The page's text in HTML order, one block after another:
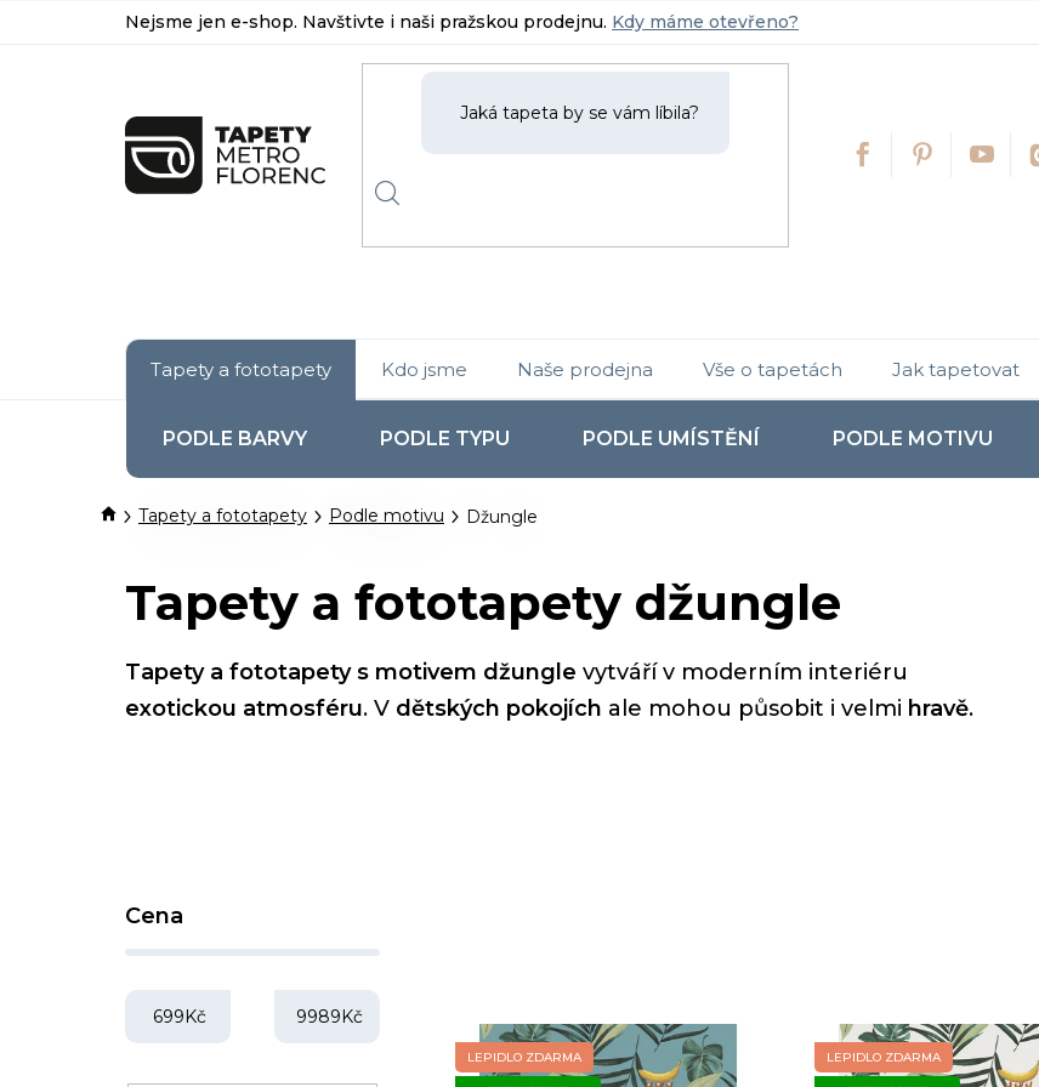
na
Nejsme jen e-shop. Navštivte i naši pražskou prodejnu. Kdy máme otevřeno?
Tapety a fototapety
PODLE BARVY PODLE TYPU PODLE UMÍSTĚNÍ PODLE MOTIVU
Kdo jsme Naše prodejna Vše o tapetách Jak tapetovat
DomůTapety a fototapety Podle motivu Džungle
Tapety a fototapety džungle
Tapety a fototapety s motivem džungle vytváří v moderním interiéru
exotickou atmosféru. V dětských pokojích ale mohou působit i velmi hravě.
Cena
699Kč 9989Kč
LEPIDLO ZDARMA LEPIDLO ZDARMA